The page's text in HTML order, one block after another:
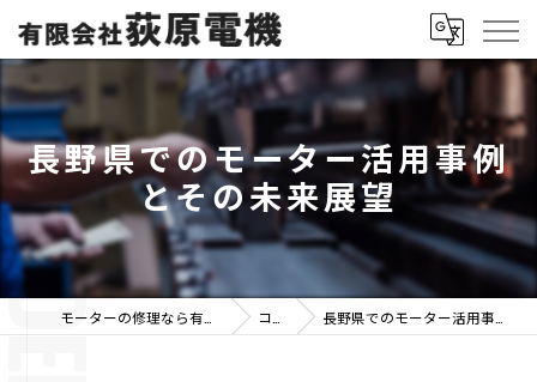
長野県でのモーター活用事例
とその未来展望
コラム 長野県でのモーター活用事例とその未来展望